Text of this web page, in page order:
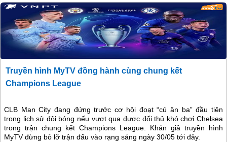
Truyền hình MyTV đồng hành cùng chung kết
Champions League
CLB Man City đang đứng trước cơ hội đoạt “cú ăn ba” đầu tiên
trong lịch sử đội bóng nếu vượt qua được đối thủ khó chơi Chelsea
trong trận chung kết Champions League. Khán giả truyền hình
MyTV đừng bỏ lỡ trận đấu vào rạng sáng ngày 30/05 tới đây.